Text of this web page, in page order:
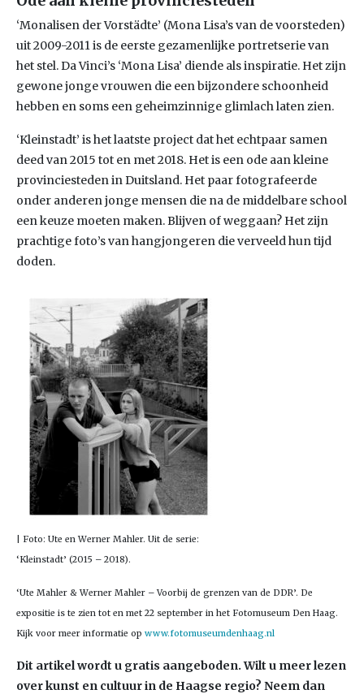
‘Monalisen der Vorstädte’ (Mona Lisa’s van de voorsteden)
uit 2009-2011 is de eerste gezamenlijke portretserie van
het stel. Da Vinci’s ‘Mona Lisa’ diende als inspiratie. Het zijn
gewone jonge vrouwen die een bijzondere schoonheid
hebben en soms een geheimzinnige glimlach laten zien.
‘Kleinstadt’ is het laatste project dat het echtpaar samen
deed van 2015 tot en met 2018. Het is een ode aan kleine
provinciesteden in Duitsland. Het paar fotografeerde
onder anderen jonge mensen die na de middelbare school
een keuze moeten maken. Blijven of weggaan? Het zijn
prachtige foto’s van hangjongeren die verveeld hun tijd
doden.
| Foto: Ute en Werner Mahler. Uit de serie:
‘Kleinstadt’ (2015 – 2018).
‘Ute Mahler & Werner Mahler – Voorbij de grenzen van de DDR’. De
expositie is te zien tot en met 22 september in het Fotomuseum Den Haag.
Kijk voor meer informatie op www.fotomuseumdenhaag.nl
Dit artikel wordt u gratis aangeboden. Wilt u meer lezen
over kunst en cultuur in de Haagse regio? Neem dan